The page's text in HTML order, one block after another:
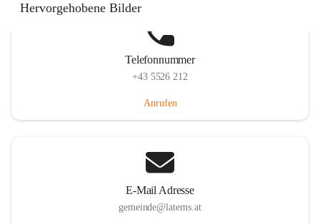
Hervorgehobene Bilder
Telefonnummer
+43 5526 212
Anrufen
E-Mail Adresse
gemeinde@laterns.at